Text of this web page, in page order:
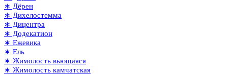
∗ Дёрен
∗ Дихелостемма
∗ Дицентра
∗ Додекатион
∗ Ежевика
∗ Ель
∗ Жимолость вьющаяся
∗ Жимолость камчатская